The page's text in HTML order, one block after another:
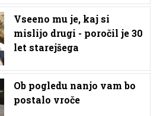
Vseeno mu je, kaj si
mislijo drugi - poročil je 30
let starejšega
Ob pogledu nanjo vam bo
postalo vroče